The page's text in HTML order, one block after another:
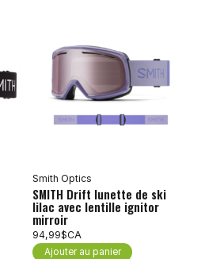
Smith Optics
SMITH Drift lunette de ski
lilac avec lentille ignitor
mirroir
94,99$CA
Ajouter au panier